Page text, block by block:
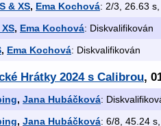
& XS, Ema Kochová: 2/3, 26.63
, Ema Kochová: Diskvalifikován
, Ema Kochová: Diskvalifikován
Hrátky 2024 s Calibrou,
, Jana Hubáčková:
, Jana Hubáčková: 6/8, 45.24